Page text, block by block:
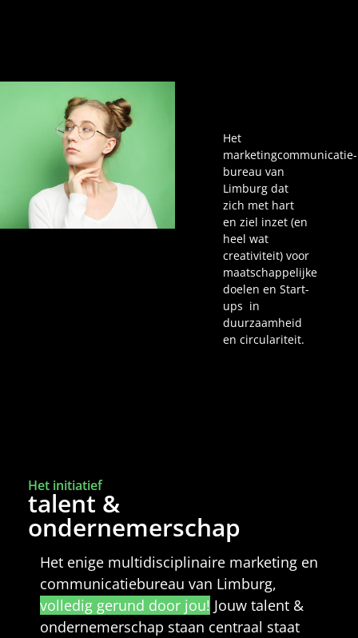
Het
marketingcommunicatie­
bureau van
Limburg dat
zich met hart
en ziel inzet (en
heel wat
creativiteit) voor
maatschappelijke
doelen en Start-
ups in
duurzaamheid
en circulariteit.
Het initiatief
talent &
ondernemerschap
Het enige multidisciplinaire marketing en
communicatiebureau van Limburg,
volledig gerund door jou! Jouw talent &
ondernemerschap staan centraal staat